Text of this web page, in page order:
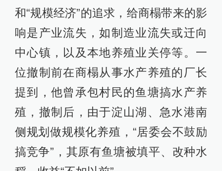
和“规模经济”的追求，给商榻带来的影
响是产业流失，如制造业流失或迁向
中心镇，以及本地养殖业关停等。一
位撤制前在商榻从事水产养殖的厂长
提到，他曾承包村民的鱼塘搞水产养
殖，撤制后，由于淀山湖、急水港南
侧规划做规模化养殖，“居委会不鼓励
搞竞争”，其原有鱼塘被填平、改种水